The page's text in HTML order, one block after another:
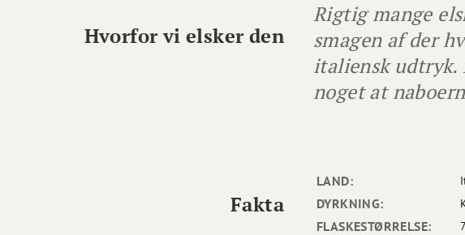
Hvorfor vi elsker den
Rigtig mange
smagen af der
italiensk udtryk.
noget at
LAND:
DYRKNING:
FLASKESTØRRELSE:
Fakta